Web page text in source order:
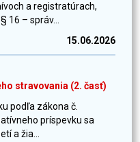
a registratúrach,
16 – správ...
15.06.2026
stravovania (2. časť)
podľa zákona č.
príspevku sa
a žia...